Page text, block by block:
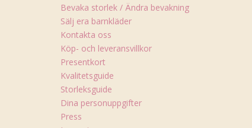
Bevaka storlek / Ändra bevakning
Sälj era barnkläder
Kontakta oss
Köp- och leveransvillkor
Presentkort
Kvalitetsguide
Storleksguide
Dina personuppgifter
Press